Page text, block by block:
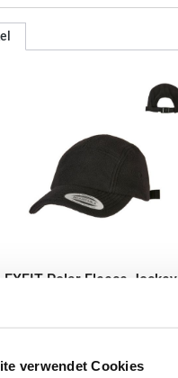
verwendet Cookies
Polar Fleece
Nr.: 7005PFHersteller: